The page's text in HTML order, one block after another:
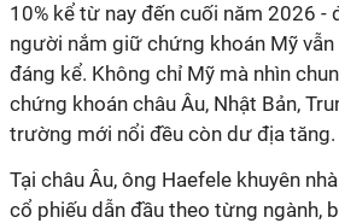
10% kể từ nay đến cuối năm 2026 -
người nắm giữ chứng khoán Mỹ
đáng kể. Không chỉ Mỹ mà nhìn
chứng khoán châu Âu, Nhật Bản,
trường mới nổi đều còn dư địa tăng.
Tại châu Âu, ông Haefele khuyên
cổ phiếu dẫn đầu theo từng ngành,